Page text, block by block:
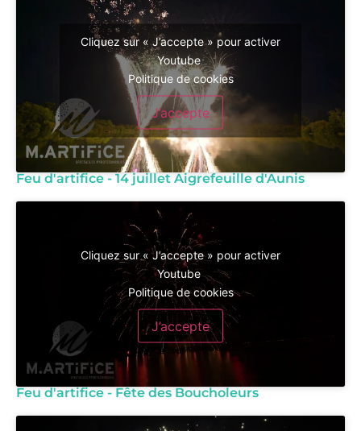
Cliquez sur « J’accepte » pour activer
Youtube
Politique de cookies
J’accepte
Feu d'artifice - 14 juillet Aigrefeuille d'Aunis
Cliquez sur « J’accepte » pour activer
Youtube
Politique de cookies
J’accepte
Feu d'artifice - Fête des Boucholeurs